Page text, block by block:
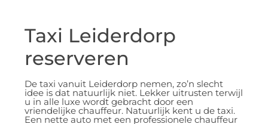
Taxi Leiderdorp
reserveren
De taxi vanuit Leiderdorp nemen, zo’n slecht
idee is dat natuurlijk niet. Lekker uitrusten terwijl
u in alle luxe wordt gebracht door een
vriendelijke chauffeur. Natuurlijk kent u de taxi.
Een nette auto met een professionele chauffeur